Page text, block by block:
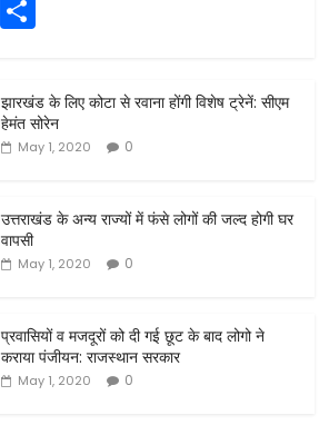
E
m
ar
e
झारखंड के लिए कोटा से रवाना होंगी विशेष ट्रेनें: सीएम
हेमंत सोरेन
May 1, 2020 0
उत्तराखंड के अन्य राज्यों में फंसे लोगों की जल्द होगी घर
वापसी
May 1, 2020 0
प्रवासियों व मजदूरों को दी गई छूट के बाद लोगो ने
कराया पंजीयन: राजस्थान सरकार
May 1, 2020 0